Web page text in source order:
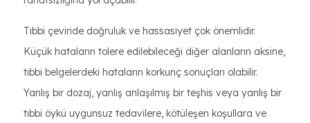
Tıbbi çeviride doğruluk ve hassasiyet çok önemlidir.
Küçük hataların tolere edilebileceği diğer alanların aksine,
tıbbi belgelerdeki hataların korkunç sonuçları olabilir.
Yanlış bir dozaj, yanlış anlaşılmış bir teşhis veya yanlış bir
tıbbi öykü uygunsuz tedavilere, kötüleşen koşullara ve